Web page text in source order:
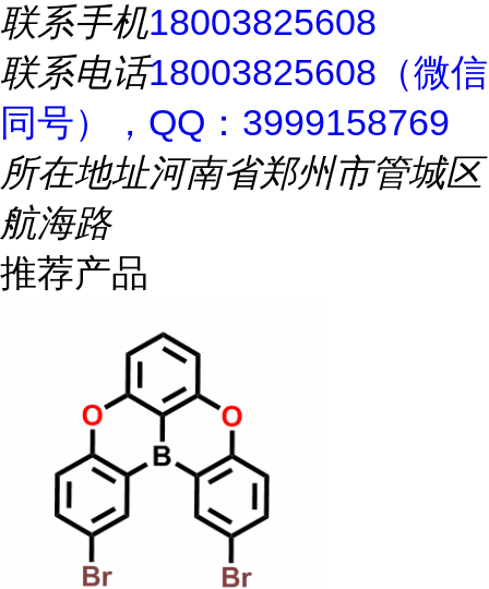
联系手机18003825608
联系电话18003825608（微信
同号），QQ：3999158769
所在地址河南省郑州市管城区
航海路
推荐产品